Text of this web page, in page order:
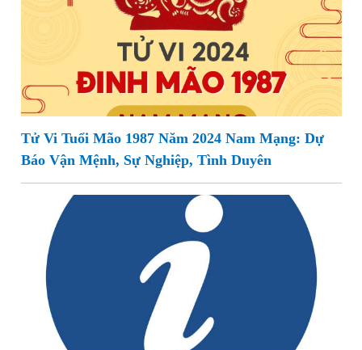
Tử Vi Tuổi Mão 1987 Năm 2024 Nam Mạng: Dự
Báo Vận Mệnh, Sự Nghiệp, Tình Duyên